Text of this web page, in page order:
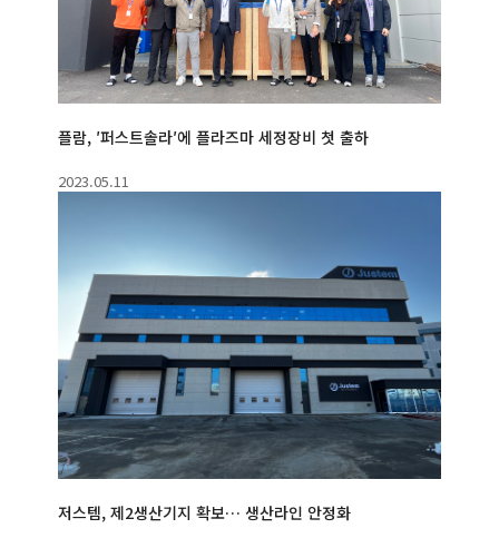
플람, ′퍼스트솔라′에 플라즈마 세정장비 첫 출하
2023.05.11
저스템, 제2생산기지 확보… 생산라인 안정화